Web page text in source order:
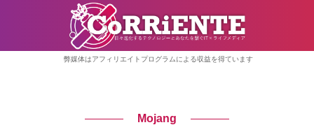
弊媒体はアフィリエイトプログラムによる収益を得ています
Mojang